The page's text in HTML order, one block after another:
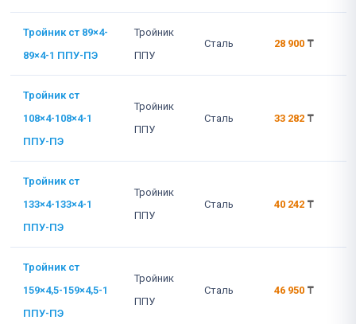
Тройник ст 89×4-
89×4-1 ППУ-ПЭ
Тройник
ППУ
Сталь 28 900 ₸
Тройник ст
108×4-108×4-1
ППУ-ПЭ
Тройник
ППУ
Сталь 33 282 ₸
Тройник ст
133×4-133×4-1
ППУ-ПЭ
Тройник
ППУ
Сталь 40 242 ₸
Тройник ст
159×4,5-159×4,5-1
ППУ-ПЭ
Тройник
ППУ
Сталь 46 950 ₸